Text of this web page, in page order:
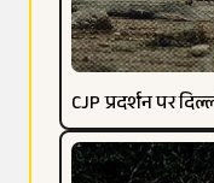
CJP प्रदर्शन पर